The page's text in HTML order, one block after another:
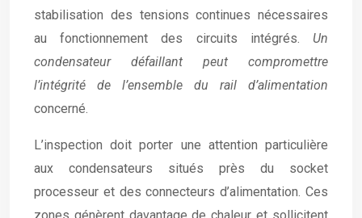
stabilisation des tensions continues nécessaires
au fonctionnement des circuits intégrés. Un
condensateur défaillant peut compromettre
l’intégrité de l’ensemble du rail d’alimentation
concerné.
L’inspection doit porter une attention particulière
aux condensateurs situés près du socket
processeur et des connecteurs d’alimentation. Ces